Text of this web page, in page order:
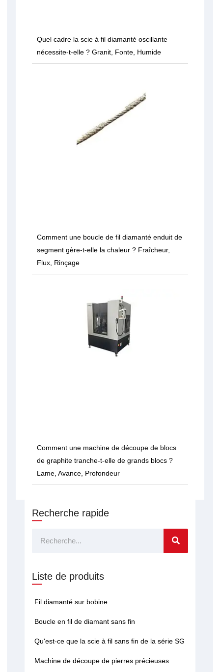
Quel cadre la scie à fil diamanté oscillante
nécessite-t-elle ? Granit, Fonte, Humide
Comment une boucle de fil diamanté enduit de
segment gère-t-elle la chaleur ? Fraîcheur,
Flux, Rinçage
Comment une machine de découpe de blocs
de graphite tranche-t-elle de grands blocs ?
Lame, Avance, Profondeur
Recherche rapide
Rechercher
Liste de produits
Fil diamanté sur bobine
Boucle en fil de diamant sans fin
Qu'est-ce que la scie à fil sans fin de la série SG
Machine de découpe de pierres précieuses